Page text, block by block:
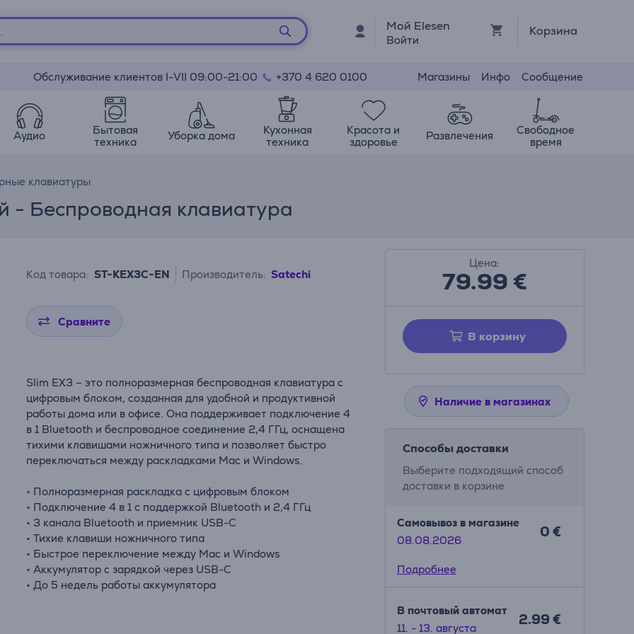
Мой Elesen
Войти
Корзина
Обслуживание клиентов I-VII 09:00-21:00 +370 4 620 0100 Магазины Инфо Сообщение
Аудио
Бытовая
техника
Уборка дома
Кухонная
техника
Красота и
здоровье
Развлечения
Свободное
время
клавиатуры
- Беспроводная клавиатура
Код товара: ST-KEX3C-EN Производитель: Satechi
Сравните
Slim EX3 – это полноразмерная беспроводная клавиатура с
цифровым блоком, созданная для удобной и продуктивной
работы дома или в офисе. Она поддерживает подключение 4
в 1 Bluetooth и беспроводное соединение 2,4 ГГц, оснащена
тихими клавишами ножничного типа и позволяет быстро
переключаться между раскладками Mac и Windows.
• Полноразмерная раскладка с цифровым блоком
• Подключение 4 в 1 с поддержкой Bluetooth и 2,4 ГГц
• 3 канала Bluetooth и приемник USB-C
• Тихие клавиши ножничного типа
• Быстрое переключение между Mac и Windows
• Аккумулятор с зарядкой через USB-C
• До 5 недель работы аккумулятора
Цена:
79.99€
В корзину
Наличие в магазинах
Способы доставки
Выберите подходящий способ
доставки в корзине
Самовывоз в магазине
08.08.2026
0 €
Подробнее
В почтовый автомат
11. - 13. августа
2.99 €